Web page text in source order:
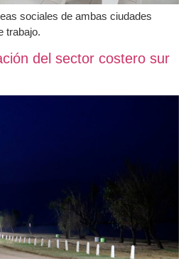
sociales de ambas ciudades
trabajo.
del sector costero sur